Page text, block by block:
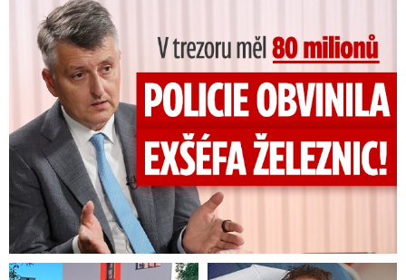
V trezoru měl 80 milionů: Policie obvinila exšéfa železnic!